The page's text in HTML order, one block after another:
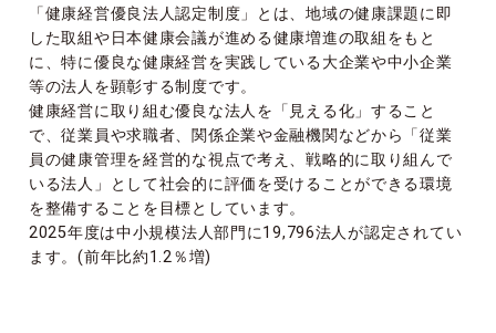
「健康経営優良法人認定制度」とは、地域の健康課題に即
した取組や日本健康会議が進める健康増進の取組をもと
に、特に優良な健康経営を実践している大企業や中小企業
等の法人を顕彰する制度です。
健康経営に取り組む優良な法人を「見える化」すること
で、従業員や求職者、関係企業や金融機関などから「従業
員の健康管理を経営的な視点で考え、戦略的に取り組んで
いる法人」として社会的に評価を受けることができる環境
を整備することを目標としています。
2025年度は中小規模法人部門に19,796法人が認定されてい
ます。(前年比約1.2％増)